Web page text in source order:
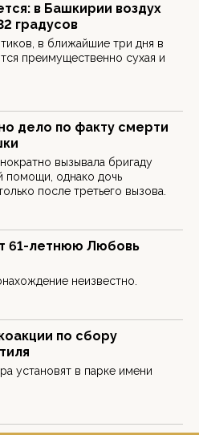
в Башкирии воздух
градусов
в ближайшие три дня в
преимущественно сухая и
дело по факту смерти
вызывала бригаду
помощи, однако дочь
после третьего вызова.
61-летнюю Любовь
неизвестно.
по сбору
установят в парке имени